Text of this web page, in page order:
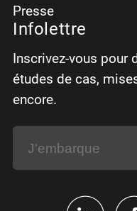
Presse
Infolettre
Inscrivez-vous pour
études de cas,
encore.